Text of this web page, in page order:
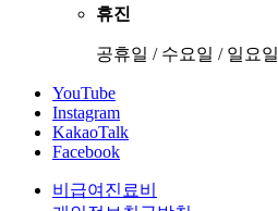
휴진
공휴일 / 수요일 / 일요일
YouTube
Instagram
KakaoTalk
Facebook
비급여진료비